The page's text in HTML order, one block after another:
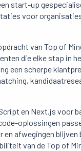
start-up
voor
van Top of
die elke stap in
een scherpe
en Next.js voor
oplossingen
afwegingen
van de Top of